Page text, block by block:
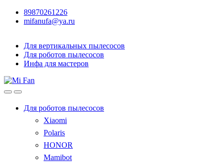
89870261226
mifanufa@ya.ru
Для вертикальных пылесосов
Для роботов пылесосов
Инфа для мастеров
Для роботов пылесосов
Xiaomi
Polaris
HONOR
Mamibot